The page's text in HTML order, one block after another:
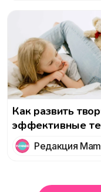
Как развить
эффективные
Редакция